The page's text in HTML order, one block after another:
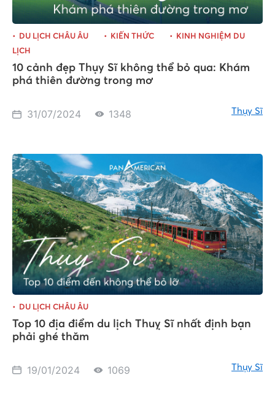
DU LỊCH CHÂU ÂU KIẾN THỨC
KINH NGHIỆM DU
LỊCH
10 cảnh đẹp Thụy Sĩ không thể bỏ qua: Khám
phá thiên đường trong mơ
31/07/2024 1348 Thụy Sĩ
DU LỊCH CHÂU ÂU
Top 10 địa điểm du lịch Thuỵ Sĩ nhất định bạn
phải ghé thăm
19/01/2024 1069 Thụy Sĩ